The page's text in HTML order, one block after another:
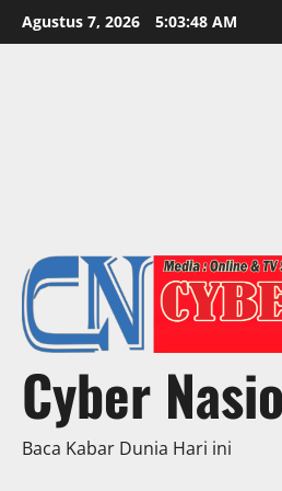
Skip
to
Agustus 7, 2026 5:03:49 AM
Cyber
Baca Kabar Dunia Hari ini